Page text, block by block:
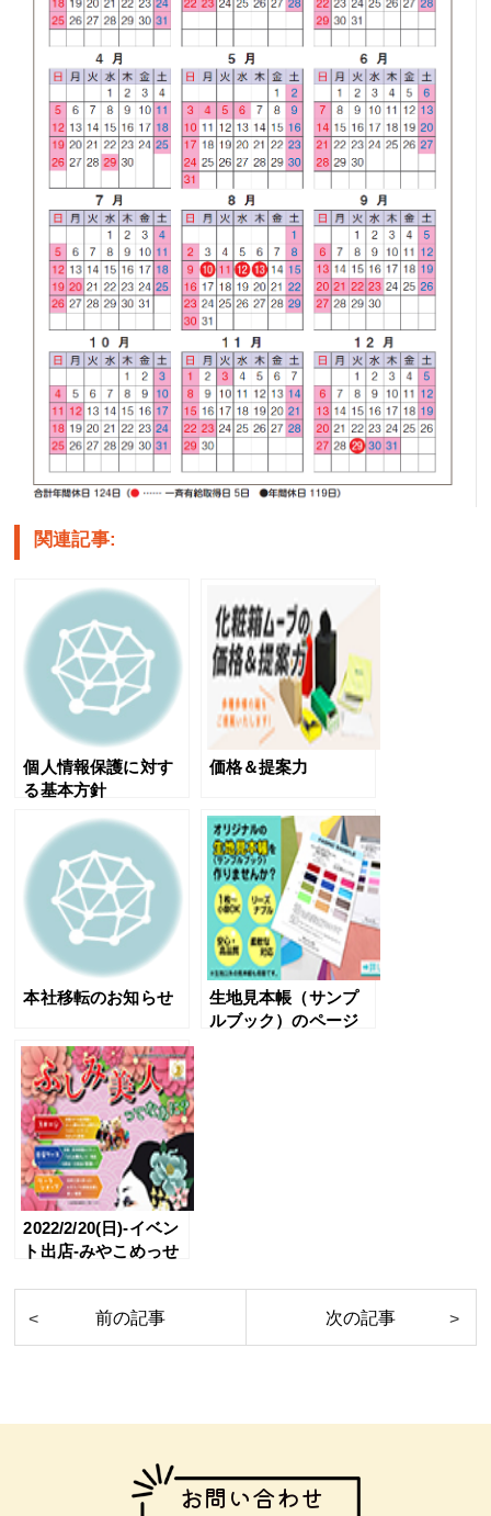
関連記事:
個人情報保護に対す
る基本方針
価格＆提案力
本社移転のお知らせ
生地見本帳（サンプ
ルブック）のページ
2022/2/20(日)-イベン
ト出店-みやこめっせ
お問い合わせ